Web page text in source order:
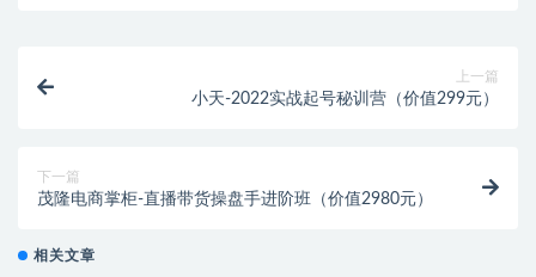
上一篇
小天-2022实战起号秘训营（价值299元）
下一篇
茂隆电商掌柜-直播带货操盘手进阶班（价值2980元）
相关文章